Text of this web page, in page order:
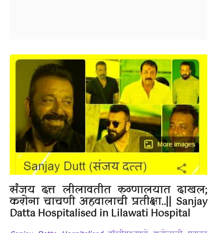
संजय दत्त लीलावतीत रुग्णालयात दाखल;
करोना चाचणी अहवालाची प्रतीक्षा..|| Sanjay
Datta Hospitalised in Lilawati Hospital